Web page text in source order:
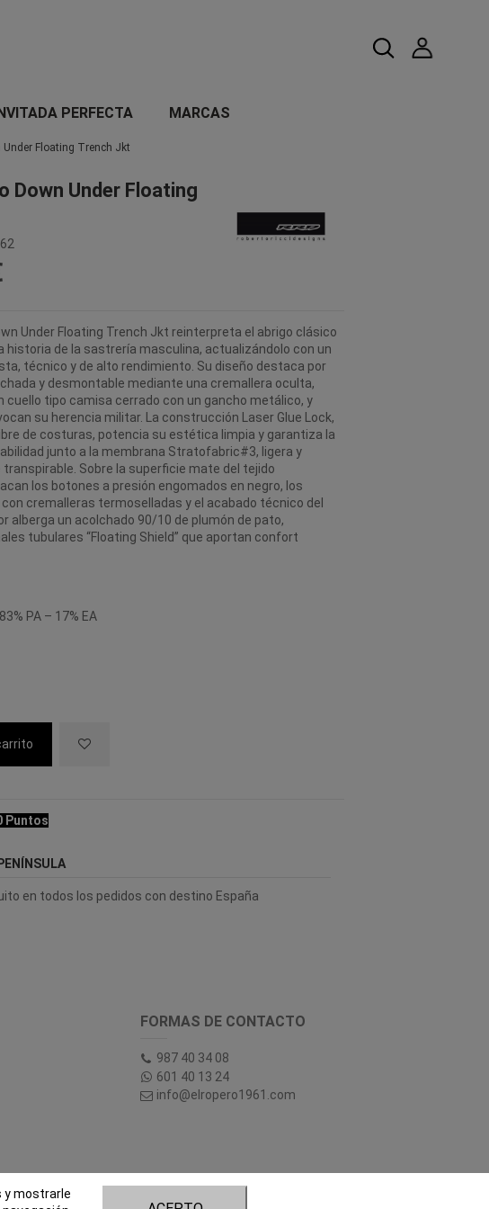
PERFECTA MARCAS
Floating Trench Jkt
Down Under Floating
Under Floating Trench Jkt reinterpreta el abrigo clásico
historia de la sastrería masculina, actualizándolo con un
técnico y de alto rendimiento. Su diseño destaca por
y desmontable mediante una cremallera oculta,
cuello tipo camisa cerrado con un gancho metálico, y
su herencia militar. La construcción Laser Glue Lock,
de costuras, potencia su estética limpia y garantiza la
junto a la membrana Stratofabric#3, ligera y
Sobre la superficie mate del tejido
los botones a presión engomados en negro, los
cremalleras termoselladas y el acabado técnico del
alberga un acolchado 90/10 de plumón de pato,
tubulares “Floating Shield” que aportan confort
PA – 17% EA
Puntos
en todos los pedidos con destino España
FORMAS DE CONTACTO
987 40 34 08
601 40 13 24
info@elropero1961.com
y mostrarle